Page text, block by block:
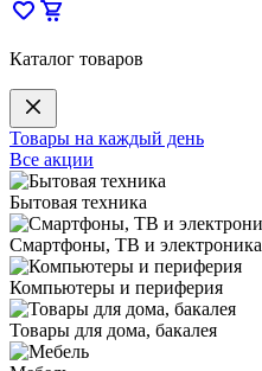
Каталог товаров
Товары на каждый день
Все акции
Бытовая техника
Смартфоны, ТВ и электроника
Компьютеры и периферия
Товары для дома, бакалея